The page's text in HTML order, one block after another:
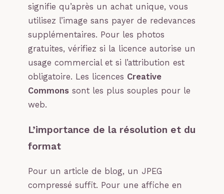
signifie qu’après un achat unique, vous
utilisez l’image sans payer de redevances
supplémentaires. Pour les photos
gratuites, vérifiez si la licence autorise un
usage commercial et si l’attribution est
obligatoire. Les licences Creative
Commons sont les plus souples pour le
web.
L’importance de la résolution et du
format
Pour un article de blog, un JPEG
compressé suffit. Pour une affiche en